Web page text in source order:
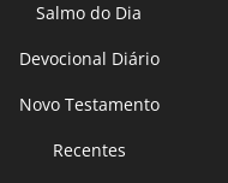
Salmo do Dia
Devocional Diário
Novo Testamento
Recentes